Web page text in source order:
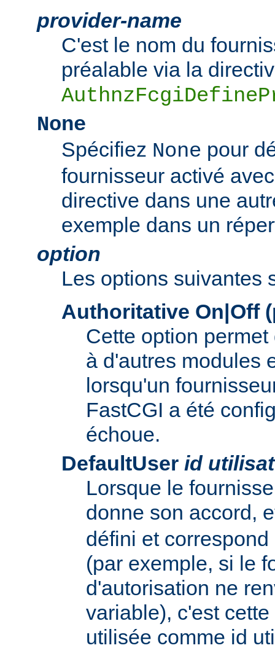
provider-name
C'est le nom du
préalable via la
None
Spécifiez None pour
fournisseur activé
directive dans une
exemple dans un
option
Les options suivantes
Authoritative On|Off
Cette option
à d'autres modules
lorsqu'un
FastCGI a été
échoue.
DefaultUser id
Lorsque le
donne son accord,
défini et
(par exemple, si le
d'autorisation ne
variable), c'est
utilisée comme id